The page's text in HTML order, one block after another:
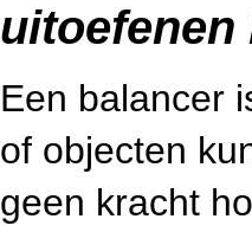
uitoefenen
Een balancer
of objecten
geen kracht